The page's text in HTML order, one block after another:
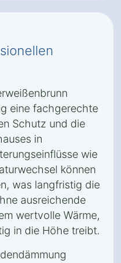
eine fachgerechte
Schutz und die
in
wie
können
was langfristig die
ausreichende
wertvolle Wärme,
in die Höhe treibt.